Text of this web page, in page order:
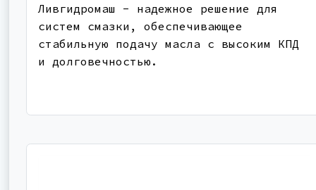
Ливгидромаш - надежное решение для
систем смазки, обеспечивающее
стабильную подачу масла с высоким КПД
и долговечностью.